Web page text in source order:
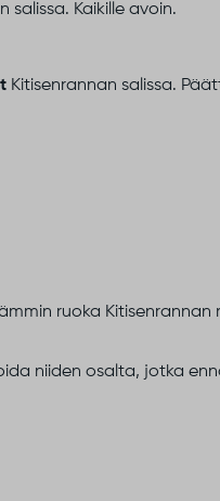
salissa. Kaikille avoin.
Kitisenrannan salissa.
ruoka Kitisenrannan
niiden osalta, jotka